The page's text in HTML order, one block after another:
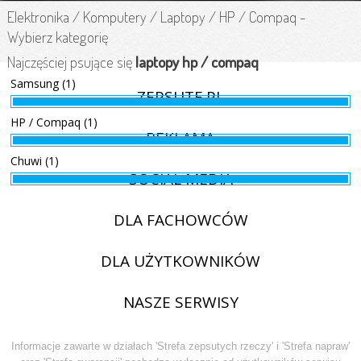
Elektronika / Komputery / Laptopy / HP / Compaq -
Wybierz kategorię
Najczęściej psujące się laptopy hp / compaq
Samsung (1)
HP / Compaq (1)
Chuwi (1)
ZEPSUTE.PL
REKLAMA
SOCIAL MEDIA
DLA FACHOWCÓW
DLA UŻYTKOWNIKÓW
NASZE SERWISY
Informacje zawarte w działach 'Strefa zepsutych rzeczy' i 'Strefa napraw'